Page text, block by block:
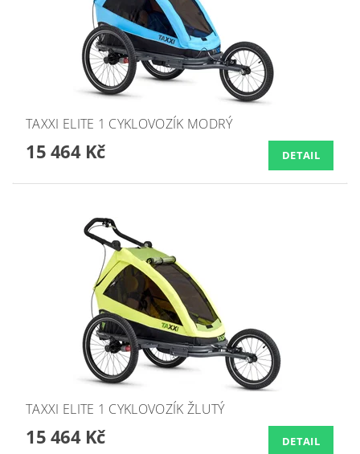
TAXXI ELITE 1 CYKLOVOZÍK MODRÝ
15 464 Kč DETAIL
TAXXI ELITE 1 CYKLOVOZÍK ŽLUTÝ
15 464 Kč DETAIL